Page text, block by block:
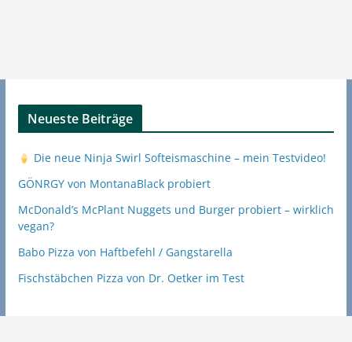
Neueste Beiträge
Die neue Ninja Swirl Softeismaschine – mein Testvideo!
GÖNRGY von MontanaBlack probiert
McDonald’s McPlant Nuggets und Burger probiert – wirklich
vegan?
Babo Pizza von Haftbefehl / Gangstarella
Fischstäbchen Pizza von Dr. Oetker im Test